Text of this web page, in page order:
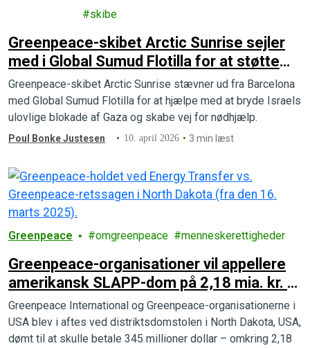
skibe
Greenpeace-skibet Arctic Sunrise sejler
med i Global Sumud Flotilla for at støtte
Gaza
Greenpeace-skibet Arctic Sunrise stævner ud fra Barcelona
med Global Sumud Flotilla for at hjælpe med at bryde Israels
ulovlige blokade af Gaza og skabe vej for nødhjælp.
Poul Bonke Justesen 10. april 2026 3 min læst
Greenpeace omgreenpeace menneskerettigheder
Greenpeace-organisationer vil appellere
amerikansk SLAPP-dom på 2,18 mia. kr. –
Danmark bør nu tilslutte sig EU-lovgning,
der kan bremse misbrug af retten
Greenpeace International og Greenpeace-organisationerne i
USA blev i aftes ved distriktsdomstolen i North Dakota, USA,
dømt til at skulle betale 345 millioner dollar – omkring 2,18